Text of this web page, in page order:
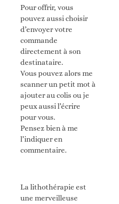
Pour offrir, vous
pouvez aussi choisir
d’envoyer votre
commande
directement à son
destinataire.
Vous pouvez alors me
scanner un petit mot à
ajouter au colis ou je
peux aussi l’écrire
pour vous.
Pensez bien à me
l’indiquer en
commentaire.
La lithothérapie est
une merveilleuse